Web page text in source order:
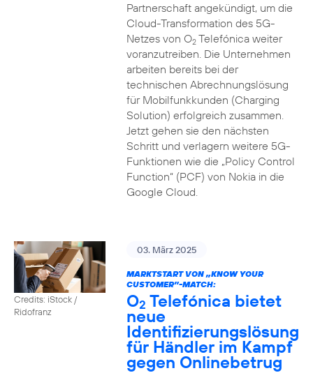
Partnerschaft angekündigt, um die
Cloud-Transformation des 5G-
Netzes von O2Telefónica weiter
voranzutreiben. Die Unternehmen
arbeiten bereits bei der
technischen Abrechnungslösung
für Mobilfunkkunden (Charging
Solution) erfolgreich zusammen.
Jetzt gehen sie den nächsten
Schritt und verlagern weitere 5G-
Funktionen wie die „Policy Control
Function“ (PCF) von Nokia in die
Google Cloud.
Credits: iStock /
Ridofranz
03. März 2025
MARKTSTART VON „KNOW YOUR
CUSTOMER”-MATCH:
O2 Telefónica bietet
neue
Identifizierungslösung
für Händler im Kampf
gegen Onlinebetrug